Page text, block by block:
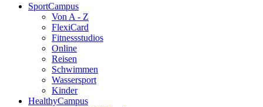
SportCampus
Von A - Z
FlexiCard
Fitnessstudios
Online
Reisen
Schwimmen
Wassersport
Kinder
HealthyCampus